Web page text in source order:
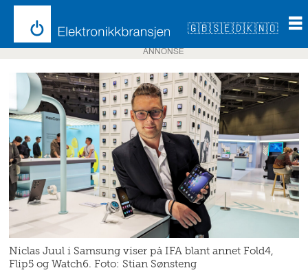
🇬🇧🇸🇪🇩🇰🇳🇴
ANNONSE
Niclas Juul i Samsung viser på IFA blant annet Fold4,
Flip5 og Watch6. Foto: Stian Sønsteng